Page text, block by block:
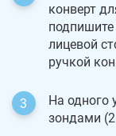
конверт
подпишите
лицевой
ручкой
На одного
зондами